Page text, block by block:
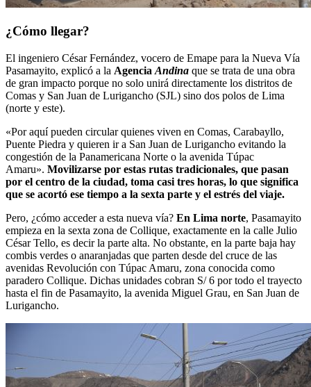
¿Cómo llegar?
El ingeniero César Fernández, vocero de Emape para la Nueva Vía
Pasamayito, explicó a la Agencia Andina que se trata de una obra
de gran impacto porque no solo unirá directamente los distritos de
Comas y San Juan de Lurigancho (SJL) sino dos polos de Lima
(norte y este).
«Por aquí pueden circular quienes viven en Comas, Carabayllo,
Puente Piedra y quieren ir a San Juan de Lurigancho evitando la
congestión de la Panamericana Norte o la avenida Túpac
Amaru». Movilizarse por estas rutas tradicionales, que pasan
por el centro de la ciudad, toma casi tres horas, lo que significa
que se acortó ese tiempo a la sexta parte y el estrés del viaje.
Pero, ¿cómo acceder a esta nueva vía? En Lima norte, Pasamayito
empieza en la sexta zona de Collique, exactamente en la calle Julio
César Tello, es decir la parte alta. No obstante, en la parte baja hay
combis verdes o anaranjadas que parten desde del cruce de las
avenidas Revolución con Túpac Amaru, zona conocida como
paradero Collique. Dichas unidades cobran S/ 6 por todo el trayecto
hasta el fin de Pasamayito, la avenida Miguel Grau, en San Juan de
Lurigancho.